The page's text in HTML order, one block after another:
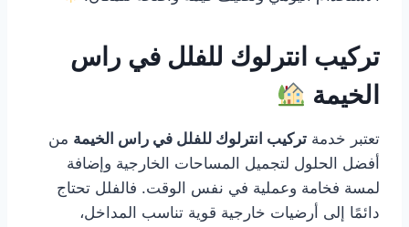
تركيب انترلوك للفلل في راس
الخيمة
تعتبر خدمة تركيب انترلوك للفلل في راس الخيمة من
أفضل الحلول لتجميل المساحات الخارجية وإضافة
لمسة فخامة وعملية في نفس الوقت. فالفلل تحتاج
دائمًا إلى أرضيات خارجية قوية تناسب المداخل،